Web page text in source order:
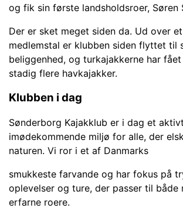
og fik sin første landsholdsroer, Søren
Der er sket meget siden da. Ud over
medlemstal er klubben siden flyttet til
beliggenhed, og turkajakkerne har
stadig flere havkajakker.
Klubben i dag
Sønderborg Kajakklub er i dag et
imødekommende miljø for alle, der
naturen. Vi ror i et af Danmarks
smukkeste farvande og har fokus på
oplevelser og ture, der passer til både
erfarne roere.